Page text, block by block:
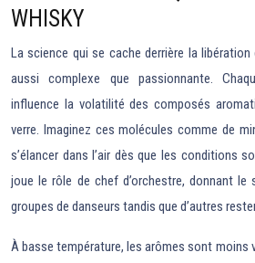
WHISKY
La science qui se cache derrière la
aussi complexe que passionnante.
influence la volatilité des composés
verre. Imaginez ces molécules comme de
s’élancer dans l’air dès que les conditions
joue le rôle de chef d’orchestre, donnant le
groupes de danseurs tandis que d’autres
À basse température, les arômes sont moins